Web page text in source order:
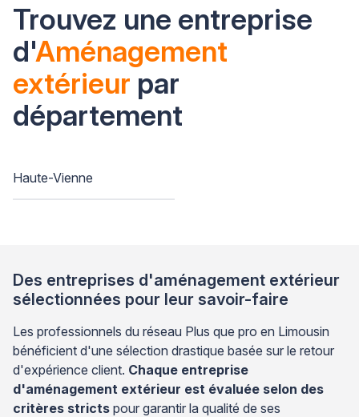
Trouvez une entreprise
d'Aménagement
extérieur par
département
Haute-Vienne
Des entreprises d'aménagement extérieur
sélectionnées pour leur savoir-faire
Les professionnels du réseau Plus que pro en Limousin
bénéficient d'une sélection drastique basée sur le retour
d'expérience client. Chaque entreprise
d'aménagement extérieur est évaluée selon des
critères stricts pour garantir la qualité de ses